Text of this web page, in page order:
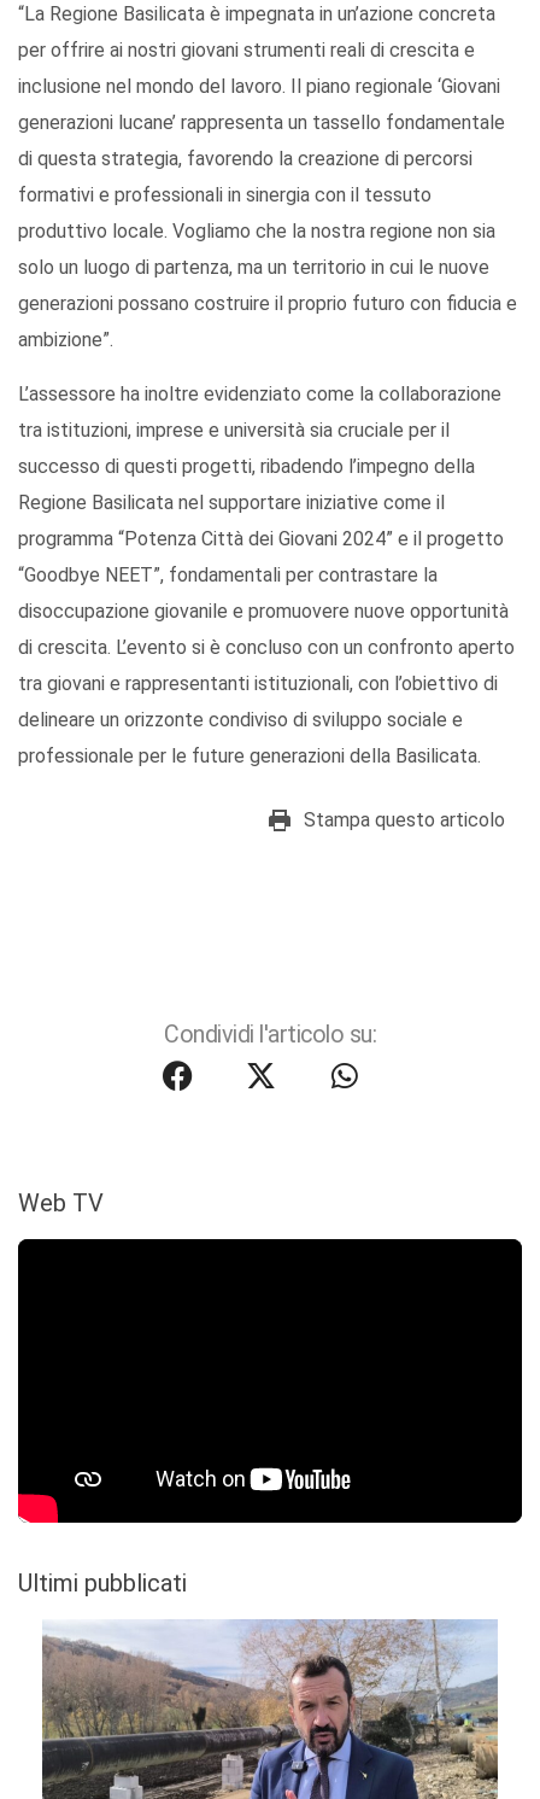
“La Regione Basilicata è impegnata in un’azione concreta
per offrire ai nostri giovani strumenti reali di crescita e
inclusione nel mondo del lavoro. Il piano regionale ‘Giovani
generazioni lucane’ rappresenta un tassello fondamentale
di questa strategia, favorendo la creazione di percorsi
formativi e professionali in sinergia con il tessuto
produttivo locale. Vogliamo che la nostra regione non sia
solo un luogo di partenza, ma un territorio in cui le nuove
generazioni possano costruire il proprio futuro con fiducia e
ambizione”.
L’assessore ha inoltre evidenziato come la collaborazione
tra istituzioni, imprese e università sia cruciale per il
successo di questi progetti, ribadendo l’impegno della
Regione Basilicata nel supportare iniziative come il
programma “Potenza Città dei Giovani 2024” e il progetto
“Goodbye NEET”, fondamentali per contrastare la
disoccupazione giovanile e promuovere nuove opportunità
di crescita. L’evento si è concluso con un confronto aperto
tra giovani e rappresentanti istituzionali, con l’obiettivo di
delineare un orizzonte condiviso di sviluppo sociale e
professionale per le future generazioni della Basilicata.
Stampa questo articolo
Condividi l'articolo su:
Web TV
Ultimi pubblicati